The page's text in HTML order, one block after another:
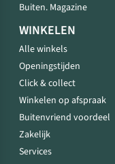
Buiten. Magazine
WINKELEN
Alle winkels
Openingstijden
Click & collect
Winkelen op afspraak
Buitenvriend voordeel
Zakelijk
Services